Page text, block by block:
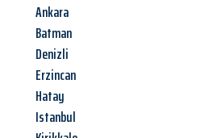
Ankara
Batman
Denizli
Erzincan
Hatay
Istanbul